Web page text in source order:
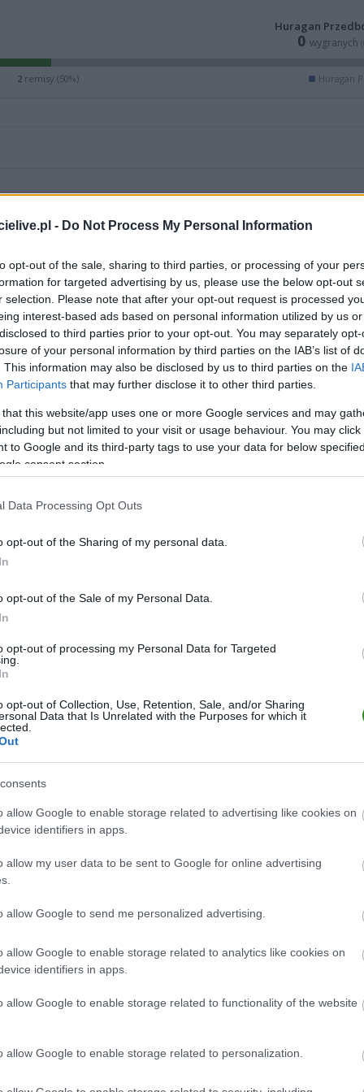
- Do Not Process My Personal Information
opt-out of the sale, sharing to third parties, or processing of your
for targeted advertising by us, please use the below opt-out
selection. Please note that after your opt-out request is processed
interest-based ads based on personal information utilized by us
to third parties prior to your opt-out. You may separately
of your personal information by third parties on the IAB’s list of
This information may also be disclosed by us to third parties on the
Participants that may further disclose it to other third parties.
that this website/app uses one or more Google services and may
but not limited to your visit or usage behaviour. You may
to Google and its third-party tags to use your data for below
consent section.
Data Processing Opt Outs
opt-out of the Sharing of my personal data.
opt-out of the Sale of my Personal Data.
opt-out of processing my Personal Data for Targeted
opt-out of Collection, Use, Retention, Sale, and/or Sharing
Data that Is Unrelated with the Purposes for which it
allow Google to enable storage related to advertising like cookies on
identifiers in apps.
allow my user data to be sent to Google for online advertising
allow Google to send me personalized advertising.
allow Google to enable storage related to analytics like cookies on
identifiers in apps.
allow Google to enable storage related to functionality of the website
allow Google to enable storage related to personalization.
Huragan
0 wygranych
2 remisy (50%) Huragan
M PKT Z R P
22 66 22 0
22 43 13 4 5 62-
22 43 13 4 74-40
22 32-30
34-
22 4 42-
28-
M PKT Z R P
11 27 9 0 2 37-10
11 18 6 0 5 45-30
11 17 20-30
22-
20-
27-
21-
16-
16-